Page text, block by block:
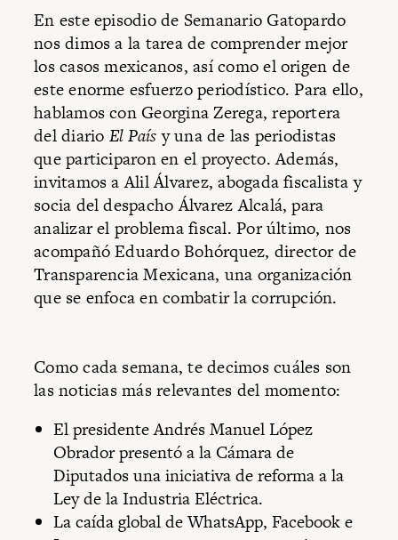
En este episodio de Semanario Gatopardo
nos dimos a la tarea de comprender mejor
los casos mexicanos, así como el origen de
este enorme esfuerzo periodístico. Para ello,
hablamos con Georgina Zerega, reportera
del diario El Paísy una de las periodistas
que participaron en el proyecto. Además,
invitamos a Alil Álvarez, abogada fiscalista y
socia del despacho Álvarez Alcalá, para
analizar el problema fiscal. Por último, nos
acompañó Eduardo Bohórquez, director de
Transparencia Mexicana, una organización
que se enfoca en combatir la corrupción.
Como cada semana, te decimos cuáles son
las noticias más relevantes del momento:
El presidente Andrés Manuel López
Obrador presentó a la Cámara de
Diputados una iniciativa de reforma a la
Ley de la Industria Eléctrica.
La caída global de WhatsApp, Facebook e